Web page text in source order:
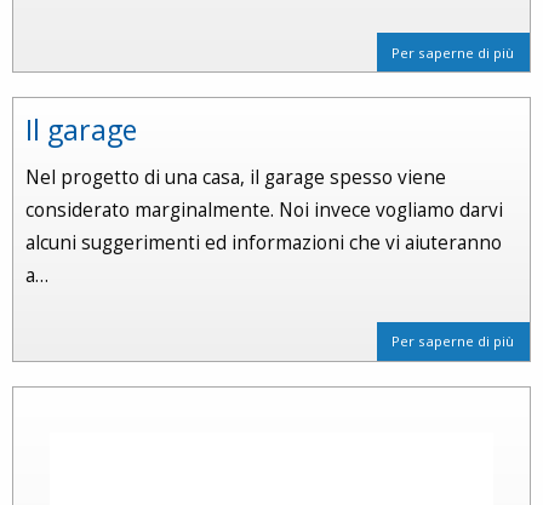
Per saperne di più
Il garage
Nel progetto di una casa, il garage spesso viene
considerato marginalmente. Noi invece vogliamo darvi
alcuni suggerimenti ed informazioni che vi aiuteranno
a…
Per saperne di più